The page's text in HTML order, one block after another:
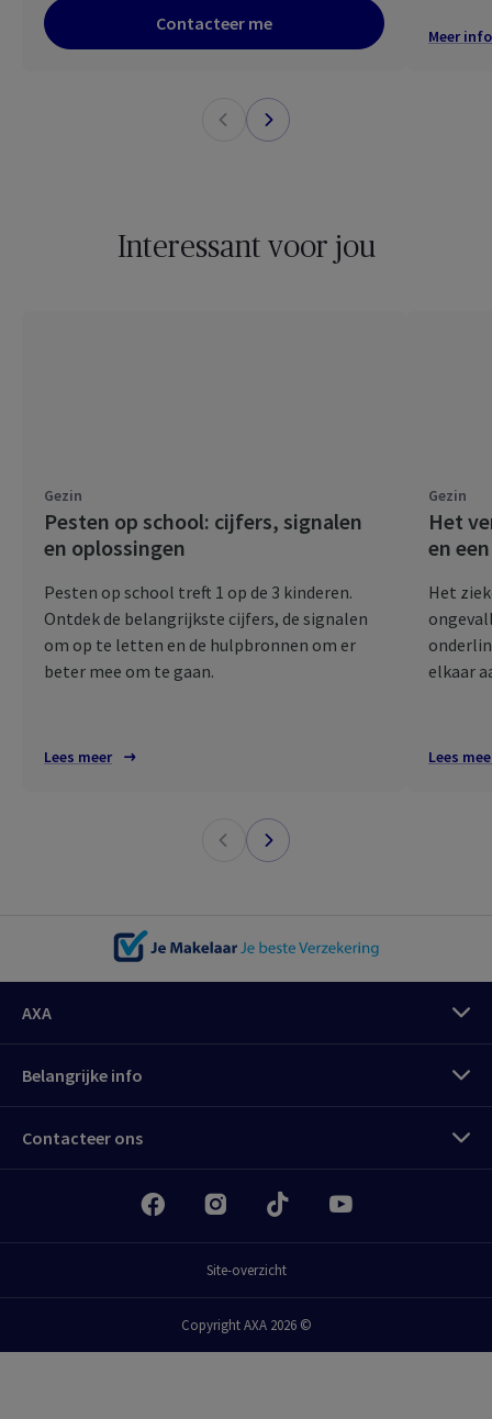
Contacteer me
Meer info
Interessant voor jou
Gezin
Pesten op school: cijfers, signalen
en oplossingen
Pesten op school treft 1 op de 3 kinderen.
Ontdek de belangrijkste cijfers, de signalen
om op te letten en de hulpbronnen om er
beter mee om te gaan.
Lees meer
Gezin
Het
en
Het
elkaar
Lees
AXA
Belangrijke info
Contacteer ons
Copyright AXA 2026 ©
Site-overzicht